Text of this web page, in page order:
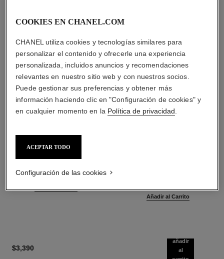
Ref. 116700
Añadir al Carrito
$3,390
añadir
al
COOKIES EN CHANEL.COM
CHANEL utiliza cookies y tecnologías similares para
personalizar el contenido y ofrecerle una experiencia
personalizada, incluidos anuncios y recomendaciones
relevantes en nuestro sitio web y con nuestros socios.
Puede gestionar sus preferencias y obtener más
información haciendo clic en "Configuración de cookies" y
en cualquier momento en la Política de privacidad
ACEPTAR TODO
Configuración de las cookies